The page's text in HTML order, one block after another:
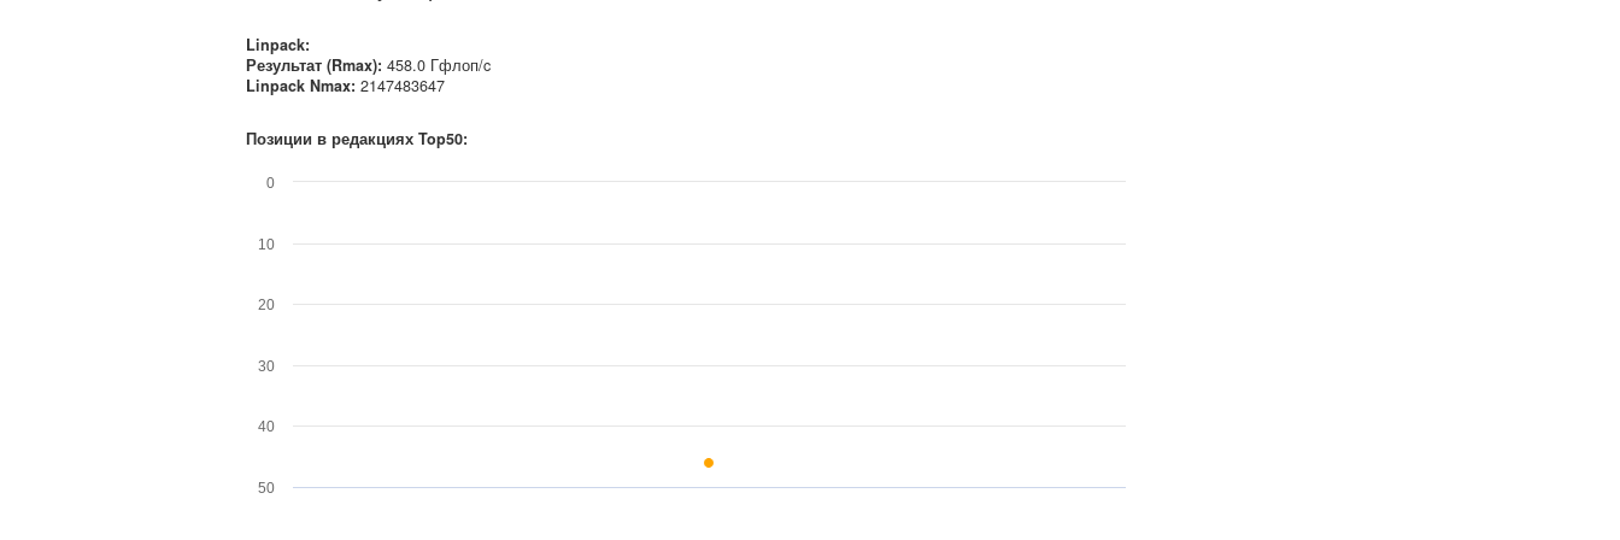
Linpack:
Результат (Rmax): 458.0 Гфлоп/c
Linpack Nmax: 2147483647
Позиции в редакциях Top50:
0
10
20
30
40
50